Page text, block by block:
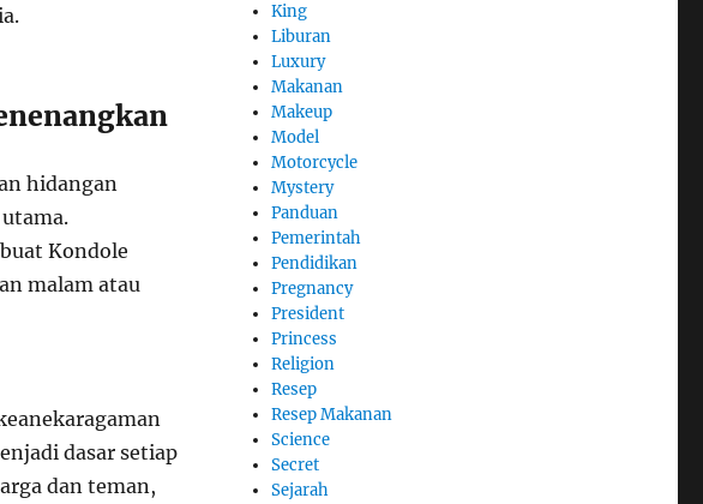
hidangan
Kondole
malam atau
dasar setiap
dan teman,
King
Liburan
Luxury
Makanan
Makeup
Model
Motorcycle
Mystery
Panduan
Pemerintah
Pendidikan
Pregnancy
President
Princess
Religion
Resep
Resep Makanan
Science
Secret
Sejarah